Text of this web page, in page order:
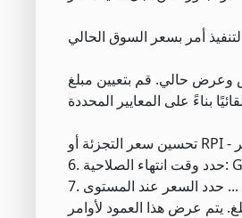
حالي. قم بتعيين مبلغ
7. حدد السعر عند المستوى ... (للأوامر النسبية / RPI) في حالة أوامر الشراء ، استخدم عرض متعدد المستويات بأي مبلغ (يمكن أن يكون للأوامر